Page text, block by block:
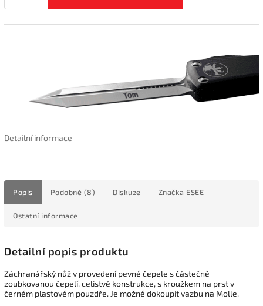
Detailní informace
Popis Podobné (8) Diskuze Značka ESEE
Ostatní informace
Detailní popis produktu
Záchranářský nůž v provedení pevné čepele s částečně
zoubkovanou čepelí, celistvé konstrukce, s kroužkem na prst v
černém plastovém pouzdře. Je možné dokoupit vazbu na Molle.